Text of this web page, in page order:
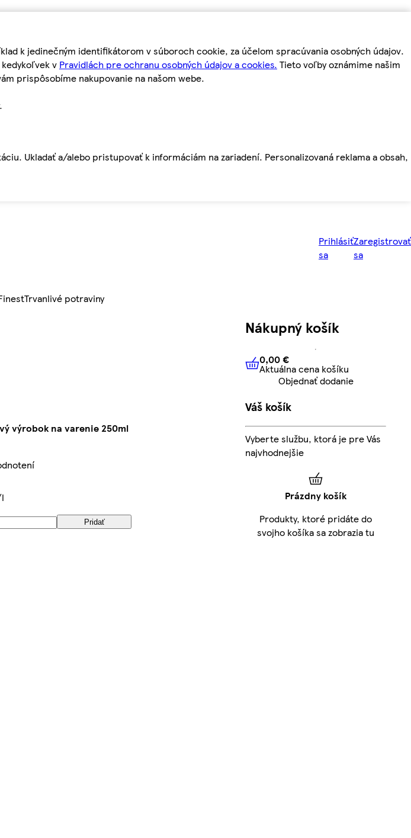
k jedinečným identifikátorom v súboroch cookie, za účelom spracúvania osobných údajov.
v Pravidlách pre ochranu osobných údajov a cookies. Tieto voľby oznámime našim
prispôsobíme nakupovanie na našom webe.
Ukladať a/alebo pristupovať k informáciám na zariadení. Personalizovaná reklama a obsah,
Prihlásiť
sa
Zaregistrovať
sa
Trvanlivé potraviny
výrobok na varenie 250ml
Pridať
Nákupný košík
0,00 € Aktuálna cena košíku
0,00 €
Aktuálna cena košíku
Objednať dodanie
Váš košík
Vyberte službu, ktorá je pre Vás
najvhodnejšie
Prázdny košík
Produkty, ktoré pridáte do
svojho košíka sa zobrazia tu